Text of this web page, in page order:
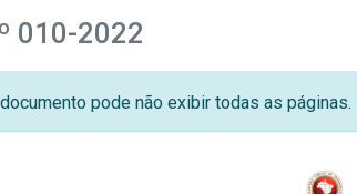
010-2022
pode não exibir todas as